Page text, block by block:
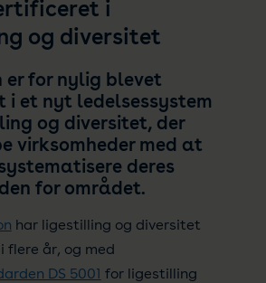
i
og diversitet
er for nylig blevet
i et nyt ledelsessystem
og diversitet, der
virksomheder med at
deres
for området.
har ligestilling og diversitet
flere år, og med
DS 5001 for ligestilling